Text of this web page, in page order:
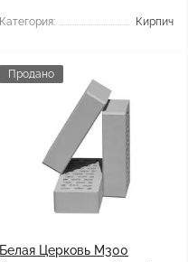
Категория: Кирпич
Продано
Белая Церковь М300